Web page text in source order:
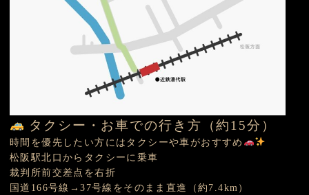
タクシー・お車での行き方（約15分）
時間を優先したい方にはタクシーや車がおすすめ
松阪駅北口からタクシーに乗車
裁判所前交差点を右折
国道166号線→37号線をそのまま直進（約7.4km）